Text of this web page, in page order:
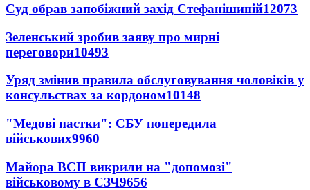
Суд обрав запобіжний захід Стефанішиній12073
Зеленський зробив заяву про мирні
переговори10493
Уряд змінив правила обслуговування чоловіків у
консульствах за кордоном10148
"Медові пастки": СБУ попередила
військових9960
Майора ВСП викрили на "допомозі"
військовому в СЗЧ9656